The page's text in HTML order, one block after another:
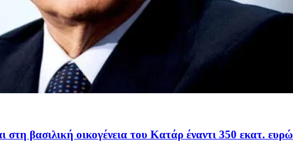
στη βασιλική οικογένεια του Κατάρ έναντι 350 εκατ. ευρώ